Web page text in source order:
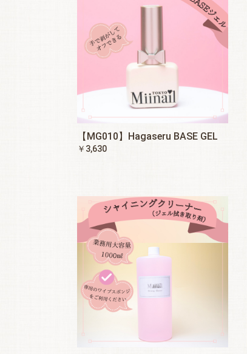
【MG010】Hagaseru BASE GEL
￥3,630